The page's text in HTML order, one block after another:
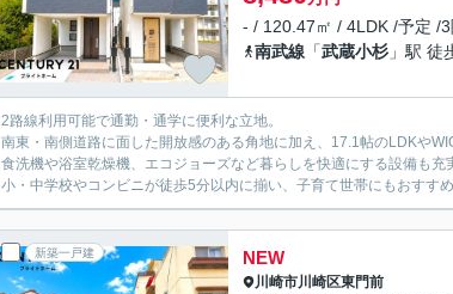
- / 120.47㎡ / 4LDK /予定 /3
南武線 「武蔵小杉 」駅 徒
2路線利用可能で通勤・通学に便利な立地。
南東・南側道路に面した開放感のある角地に加え、17.1帖のLDKや
食洗機や浴室乾燥機、エコジョーズなど暮らしを快適にする設備も充
小・中学校やコンビニが徒歩5分以内に揃い、子育て世帯にもおすすめ
新築一戸建 NEW
川崎市川崎区東門前